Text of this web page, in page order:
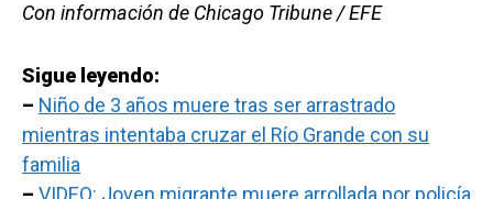
Con información de Chicago Tribune / EFE
Sigue leyendo:
– Niño de 3 años muere tras ser arrastrado
mientras intentaba cruzar el Río Grande con su
familia